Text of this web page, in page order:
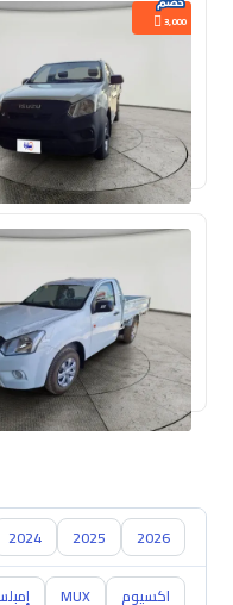
3,000
مستعملة 6,357 كم ممشى
جديدة
2026
2025
2024
اكسيوم MUX